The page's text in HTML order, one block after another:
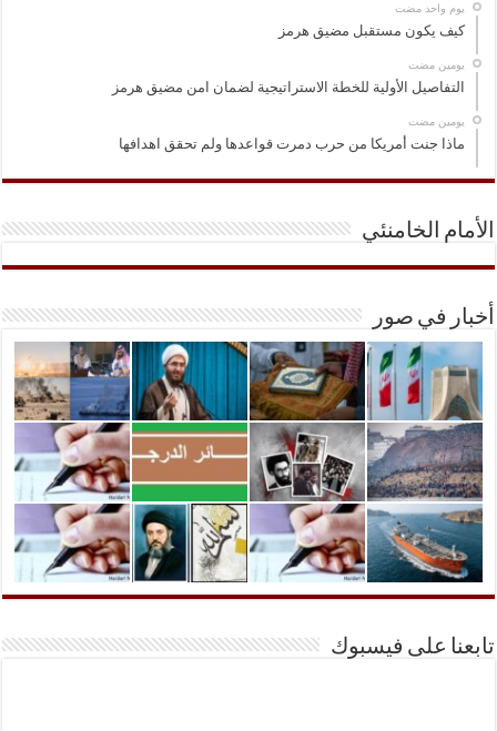
‏يوم واحد مضت
كيف يكون مستقبل مضيق هرمز
‏يومين مضت
التفاصيل الأولية للخطة الاستراتيجية لضمان امن مضيق هرمز
‏يومين مضت
ماذا جنت أمريكا من حرب دمرت قواعدها ولم تحقق اهدافها
الأمام الخامنئي
أخبار في صور
تابعنا على فيسبوك